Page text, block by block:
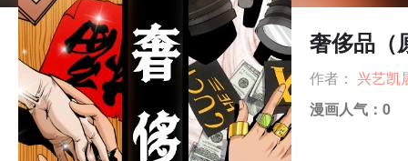
奢侈品（
作者： 兴艺凯
漫画人气： 0